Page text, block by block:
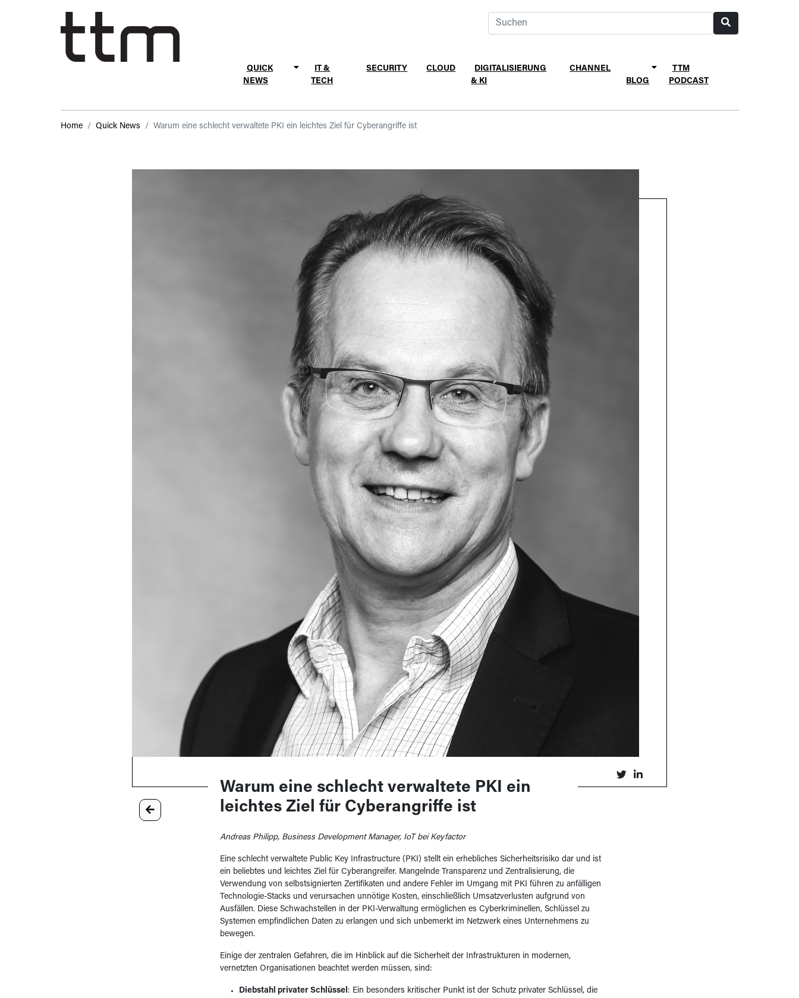
QUICK
NEWS
IT &
TECH
SECURITY CLOUD
DIGITALISIERUNG
& KI
CHANNEL
BLOG
TTM
PODCAST
Home Quick News Warum eine schlecht verwaltete PKI ein leichtes Ziel für Cyberangriffe ist
Warum eine schlecht verwaltete PKI ein
leichtes Ziel für Cyberangriffe ist
Andreas Philipp, Business Development Manager, IoT bei Keyfactor
Eine schlecht verwaltete Public Key Infrastructure (PKI) stellt ein erhebliches Sicherheitsrisiko dar und ist
ein beliebtes und leichtes Ziel für Cyberangreifer. Mangelnde Transparenz und Zentralisierung, die
Verwendung von selbstsignierten Zertifikaten und andere Fehler im Umgang mit PKI führen zu anfälligen
Technologie-Stacks und verursachen unnötige Kosten, einschließlich Umsatzverlusten aufgrund von
Ausfällen. Diese Schwachstellen in der PKI-Verwaltung ermöglichen es Cyberkriminellen, Schlüssel zu
Systemen empfindlichen Daten zu erlangen und sich unbemerkt im Netzwerk eines Unternehmens zu
bewegen.
Einige der zentralen Gefahren, die im Hinblick auf die Sicherheit der Infrastrukturen in modernen,
vernetzten Organisationen beachtet werden müssen, sind:
Diebstahl privater Schlüssel : Ein besonders kritischer Punkt ist der Schutz privater Schlüssel, die